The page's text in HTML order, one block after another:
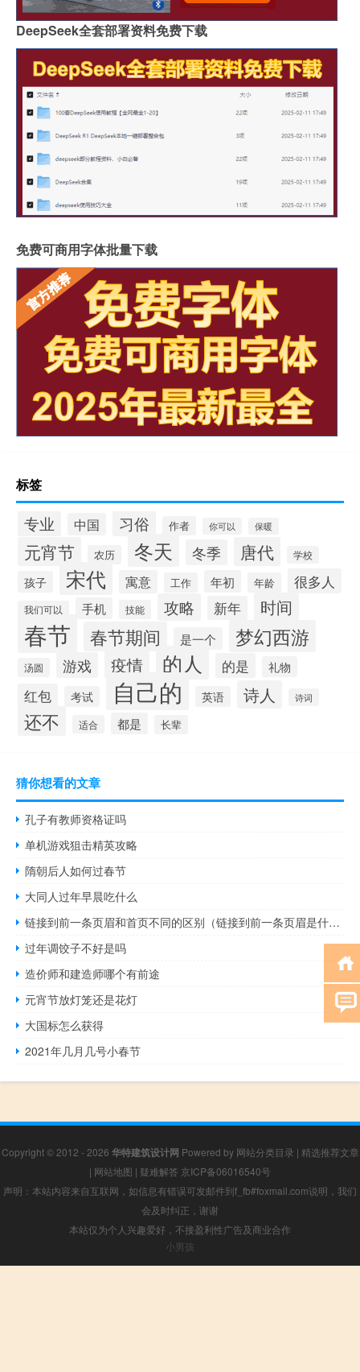
DeepSeek全套部署资料免费下载
免费可商用字体批量下载
标签
专业 中国 习俗 作者 你可以 保暖
元宵节 农历 冬天 冬季 唐代 学校
孩子 宋代 寓意 工作 年初 年龄 很多人
我们可以 手机 技能 攻略 新年 时间
春节 春节期间 是一个 梦幻西游
汤圆 游戏 疫情 的人 的是 礼物
红包 考试 自己的 英语 诗人 诗词
还不 适合 都是 长辈
猜你想看的文章
孔子有教师资格证吗
单机游戏狙击精英攻略
隋朝后人如何过春节
大同人过年早晨吃什么
链接到前一条页眉和首页不同的区别（链接到前一条页眉是什么意思）
过年调饺子不好是吗
造价师和建造师哪个有前途
元宵节放灯笼还是花灯
大国标怎么获得
2021年几月几号小春节
Copyright © 2012 - 2026 华特建筑设计网 Powered by 网站分类目录 | 精选推荐文章
| 网站地图 | 疑难解答 京ICP备06016540号
声明：本站内容来自互联网，如信息有错误可发邮件到f_fb#foxmail.com说明，我们
会及时纠正，谢谢
本站仅为个人兴趣爱好，不接盈利性广告及商业合作
小男孩